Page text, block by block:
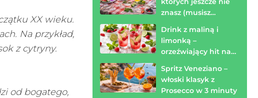
XX wieku.
Na przykład,
z cytryny.
od bogatego,
znasz (musisz
Drink z maliną i
limonką –
orzeźwiający hit na
minuty)
Spritz Veneziano –
włoski klasyk z
Prosecco w 3 minuty